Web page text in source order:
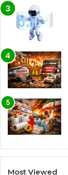
Most Viewed